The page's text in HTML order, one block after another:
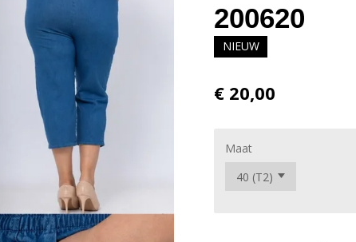
200620
NIEUW
€ 20,00
Maat